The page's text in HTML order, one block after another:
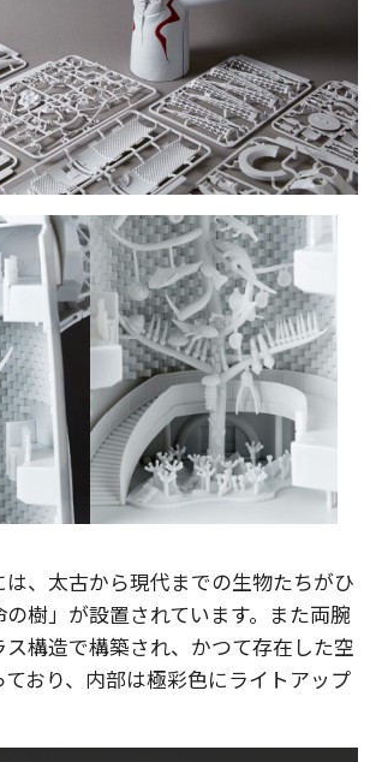
、太古から現代までの生物たちがひ
の樹」が設置されています。また両腕
構造で構築され、かつて存在した空
おり、内部は極彩色にライトアップ